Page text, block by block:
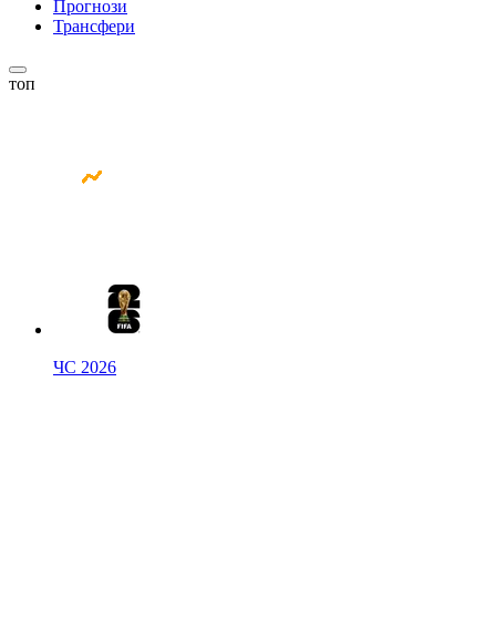
Прогнози
Трансфери
топ
ЧС 2026